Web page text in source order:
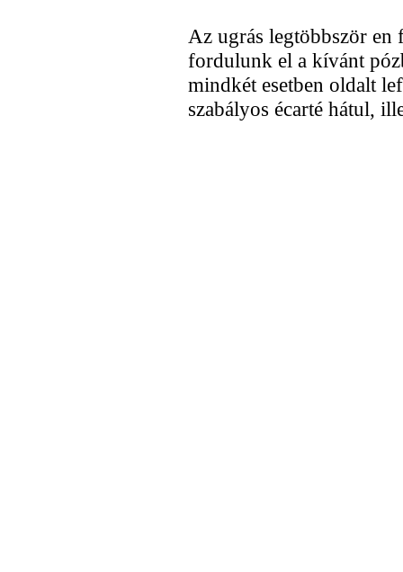
Az ugrás legtöbbször en
fordulunk el a kívánt
mindkét esetben oldalt
szabályos écarté hátul,